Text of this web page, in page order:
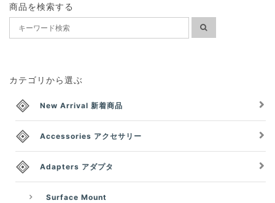
商品を検索する
カテゴリから選ぶ
New Arrival 新着商品
Accessories アクセサリー
Adapters アダプタ
Surface Mount